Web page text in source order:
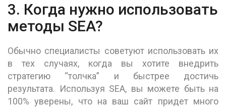
3. Когда нужно использовать
методы SEA?
Обычно специалисты советуют использовать их
в тех случаях, когда вы хотите внедрить
стратегию “толчка” и быстрее достичь
результата. Используя SEA, вы можете быть на
100% уверены, что на ваш сайт придет много